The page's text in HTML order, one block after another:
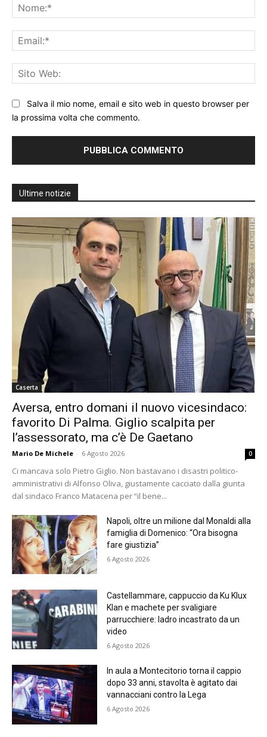
Salva il mio nome, email e sito web in questo browser per
la prossima volta che commento.
Ultime notizie
Caserta
Aversa, entro domani il nuovo vicesindaco:
favorito Di Palma. Giglio scalpita per
l’assessorato, ma c’è De Gaetano
Mario De Michele - 6 Agosto 2026 0
Ci mancava solo Pietro Giglio. Non bastavano i disastri politico-
amministrativi di Alfonso Oliva, giustamente cacciato dalla giunta
dal sindaco Franco Matacena per “il bene...
Napoli, oltre un milione dal Monaldi alla
famiglia di Domenico: “Ora bisogna
fare giustizia”
6 Agosto 2026
Castellammare, cappuccio da Ku Klux
Klan e machete per svaligiare
parrucchiere: ladro incastrato da un
video
6 Agosto 2026
In aula a Montecitorio torna il cappio
dopo 33 anni, stavolta è agitato dai
vannacciani contro la Lega
6 Agosto 2026